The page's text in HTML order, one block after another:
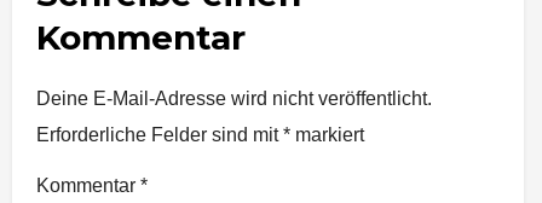
Kommentar
Deine E-Mail-Adresse wird nicht veröffentlicht.
Erforderliche Felder sind mit* markiert
Kommentar *